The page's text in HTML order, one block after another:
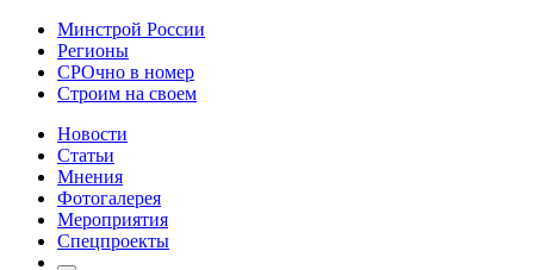
Минстрой России
Регионы
СРОчно в номер
Строим на своем
Новости
Статьи
Мнения
Фотогалерея
Мероприятия
Спецпроекты